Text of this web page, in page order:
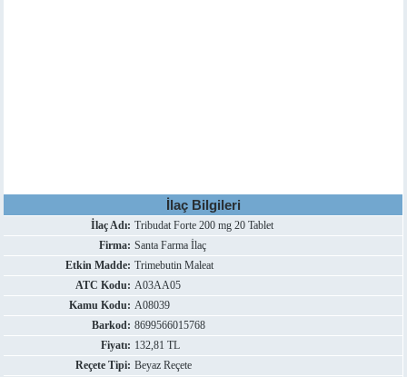
İlaç Bilgileri
İlaç Adı: Tribudat Forte 200 mg 20 Tablet
Firma: Santa Farma İlaç
Etkin Madde: Trimebutin Maleat
ATC Kodu: A03AA05
Kamu Kodu: A08039
Barkod: 8699566015768
Fiyatı: 132,81 TL
Reçete Tipi: Beyaz Reçete